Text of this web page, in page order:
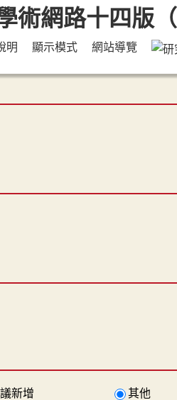
明 顯示模式 網站導覽
新增 其他